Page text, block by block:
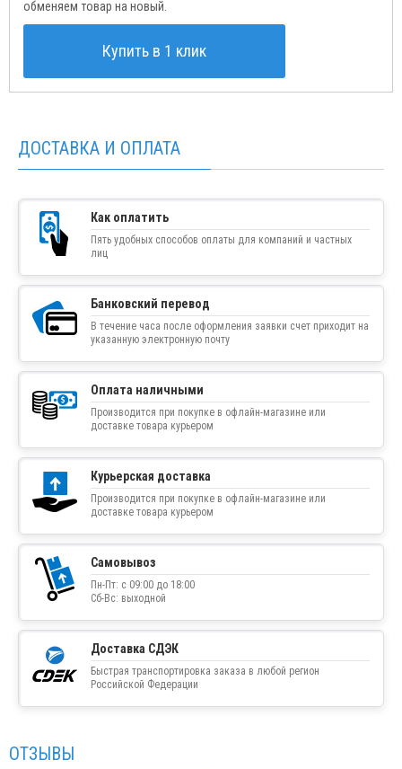
обменяем товар на новый.
Купить в 1 клик
ДОСТАВКА И ОПЛАТА
Как оплатить
Пять удобных способов оплаты для компаний и частных
лиц
Банковский перевод
В течение часа после оформления заявки счет приходит на
указанную электронную почту
Оплата наличными
Производится при покупке в офлайн-магазине или
доставке товара курьером
Курьерская доставка
Производится при покупке в офлайн-магазине или
доставке товара курьером
Самовывоз
Пн-Пт: с 09:00 до 18:00
Сб-Вс: выходной
Доставка СДЭК
Быстрая транспортировка заказа в любой регион
Российской Федерации
ОТЗЫВЫ